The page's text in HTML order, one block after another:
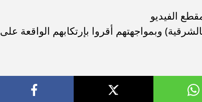
الفيديو
وبمواجهتهم أقروا بإرتكابهم الواقعة على